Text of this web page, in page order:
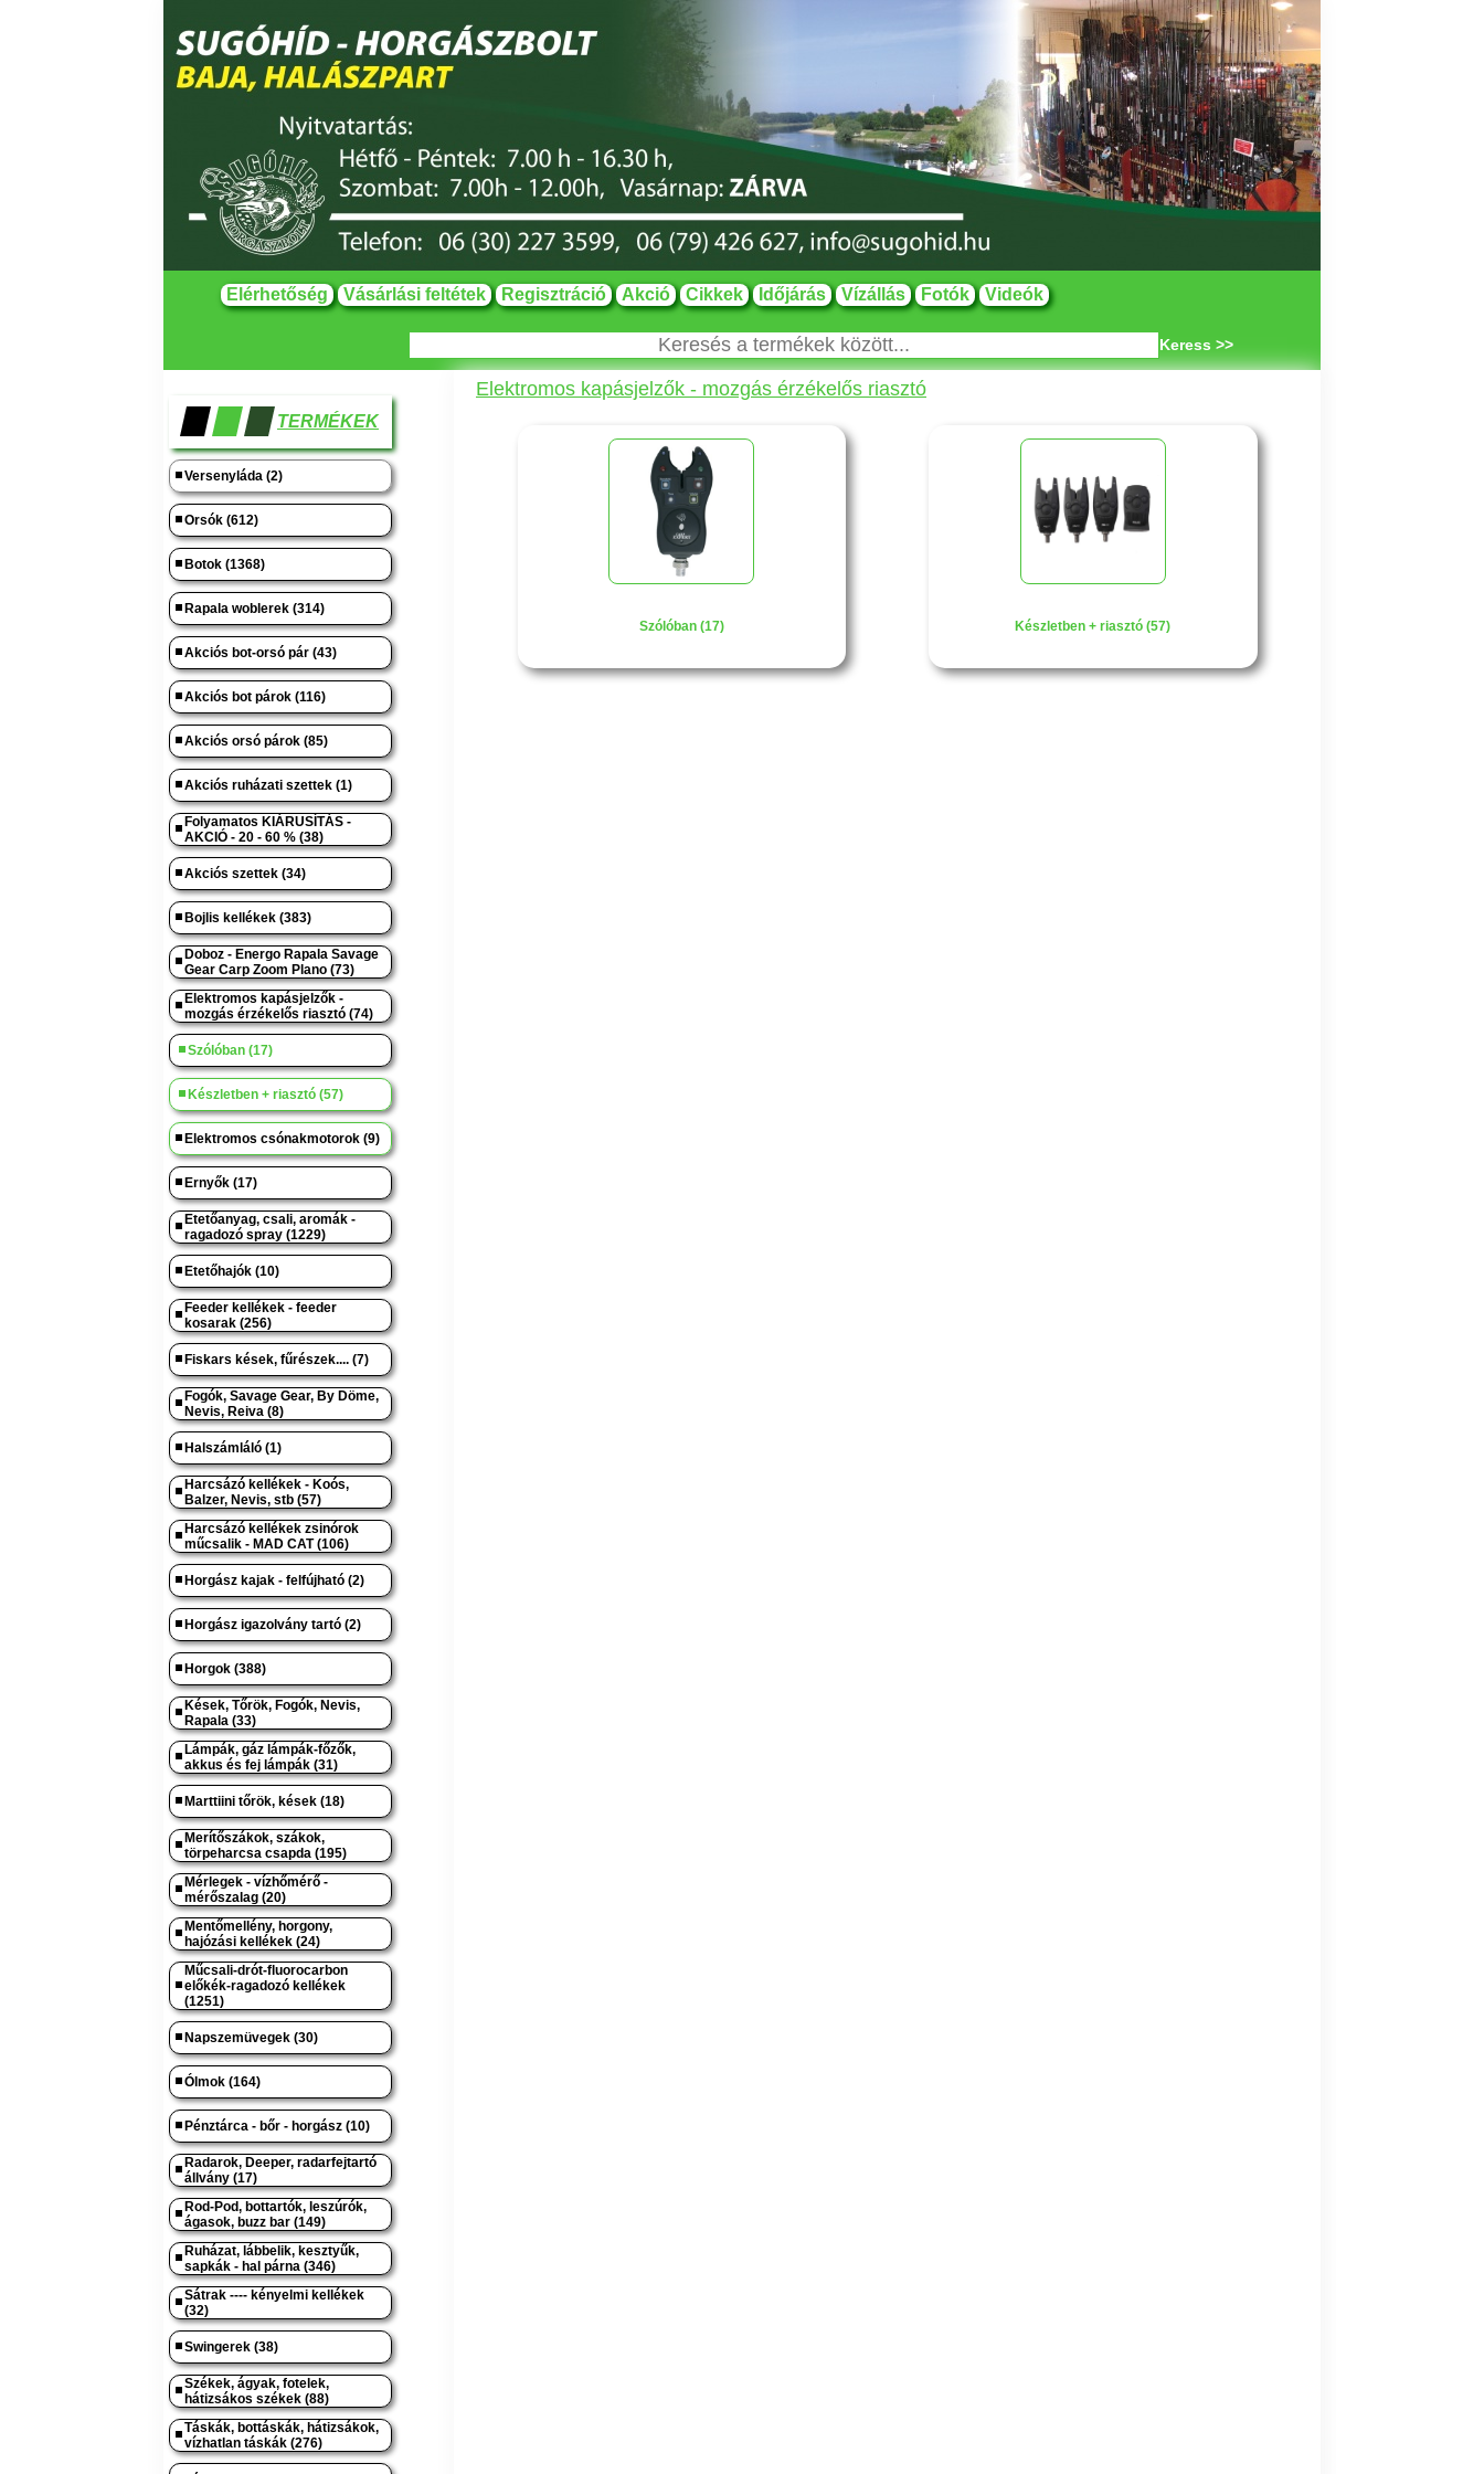
Elérhetőség Vásárlási feltétek Regisztráció Akció Cikkek Időjárás Vízállás Fotók Videók
Keress >>
TERMÉKEK
Versenyláda (2)
Orsók (612)
Botok (1368)
Rapala woblerek (314)
Akciós bot-orsó pár (43)
Akciós bot párok (116)
Akciós orsó párok (85)
Akciós ruházati szettek (1)
Folyamatos KIÁRUSÍTÁS -
AKCIÓ - 20 - 60 % (38)
Akciós szettek (34)
Bojlis kellékek (383)
Doboz - Energo Rapala Savage
Gear Carp Zoom Plano (73)
Elektromos kapásjelzők -
mozgás érzékelős riasztó (74)
Szólóban (17)
Készletben + riasztó (57)
Elektromos csónakmotorok (9)
Ernyők (17)
Etetőanyag, csali, aromák -
ragadozó spray (1229)
Etetőhajók (10)
Feeder kellékek - feeder
kosarak (256)
Fiskars kések, fűrészek.... (7)
Fogók, Savage Gear, By Döme,
Nevis, Reiva (8)
Halszámláló (1)
Harcsázó kellékek - Koós,
Balzer, Nevis, stb (57)
Harcsázó kellékek zsinórok
műcsalik - MAD CAT (106)
Horgász kajak - felfújható (2)
Horgász igazolvány tartó (2)
Horgok (388)
Kések, Tőrök, Fogók, Nevis,
Rapala (33)
Lámpák, gáz lámpák-főzők,
akkus és fej lámpák (31)
Marttiini tőrök, kések (18)
Merítőszákok, szákok,
törpeharcsa csapda (195)
Mérlegek - vízhőmérő -
mérőszalag (20)
Mentőmellény, horgony,
hajózási kellékek (24)
Műcsali-drót-fluorocarbon
előkék-ragadozó kellékek
(1251)
Napszemüvegek (30)
Ólmok (164)
Pénztárca - bőr - horgász (10)
Radarok, Deeper, radarfejtartó
állvány (17)
Rod-Pod, bottartók, leszúrók,
ágasok, buzz bar (149)
Ruházat, lábbelik, kesztyűk,
sapkák - hal párna (346)
Sátrak ---- kényelmi kellékek
(32)
Swingerek (38)
Székek, ágyak, fotelek,
hátizsákos székek (88)
Táskák, bottáskák, hátizsákok,
vízhatlan táskák (276)
Elektromos kapásjelzők - mozgás érzékelős riasztó
Szólóban (17) Készletben + riasztó (57)